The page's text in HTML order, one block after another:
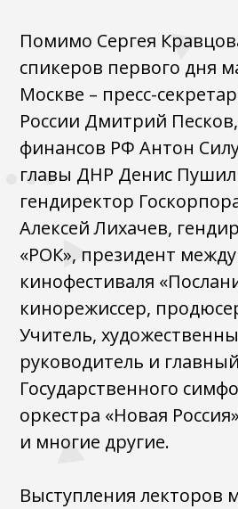
Помимо Сергея
спикеров первого дня
Москве – пресс-
России Дмитрий
финансов РФ Антон
главы ДНР Денис
гендиректор
Алексей Лихачев,
«РОК», президент
кинофестиваля
кинорежиссер,
Учитель,
руководитель и
Государственного
оркестра «Новая
и многие другие.
Выступления лекторов